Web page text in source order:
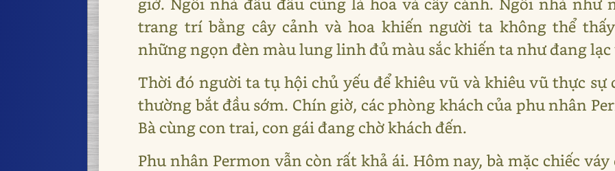
trang trí bằng cây cảnh và hoa khiến người ta không thể
những ngọn đèn màu lung linh đủ màu sắc khiến ta như đang lạc
Thời đó người ta tụ hội chủ yếu để khiêu vũ và khiêu vũ thực sự
thường bắt đầu sớm. Chín giờ, các phòng khách của phu nhân
Bà cùng con trai, con gái đang chờ khách đến.
Phu nhân Permon vẫn còn rất khả ái. Hôm nay, bà mặc chiếc